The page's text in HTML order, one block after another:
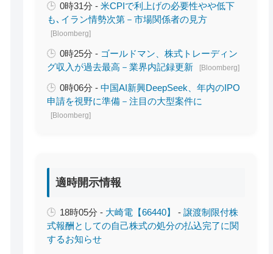
0時31分 -米CPIで利上げの必要性やや低下
も､イラン情勢次第－市場関係者の見方
[Bloomberg]
0時25分 - ゴールドマン、株式トレーディン
グ収入が過去最高－業界内記録更新
[Bloomberg]
0時06分 -中国AI新興DeepSeek、年内のIPO
申請を視野に準備－注目の大型案件に
[Bloomberg]
適時開示情報
18時05分 - 大崎電【66440】 -譲渡制限付株
式報酬としての自己株式の処分の払込完了に関
するお知らせ